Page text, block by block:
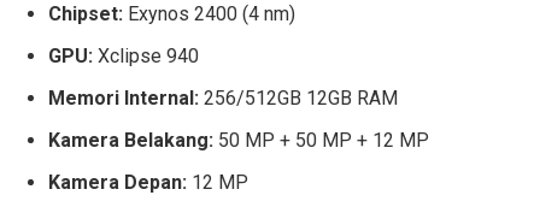
Chipset: Exynos 2400 (4 nm)
GPU: Xclipse 940
Memori Internal: 256/512GB 12GB RAM
Kamera Belakang: 50 MP + 50 MP + 12 MP
Kamera Depan: 12 MP